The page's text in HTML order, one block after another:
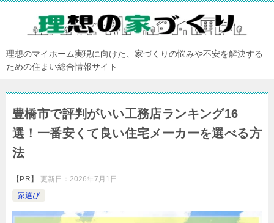
理想のマイホーム実現に向けた、家づくりの悩みや不安を解決する
ための住まい総合情報サイト
豊橋市で評判がいい工務店ランキング16
選！一番安くて良い住宅メーカーを選べる方
法
【PR】 更新日： 2026年7月1日
家選び